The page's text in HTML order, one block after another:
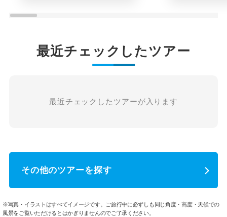
最近チェックしたツアー
最近チェックしたツアーが入ります
その他のツアーを探す
※写真・イラストはすべてイメージです。ご旅行中に必ずしも同じ角度・高度・天候での
風景をご覧いただけるとはかぎりませんのでご了承ください。